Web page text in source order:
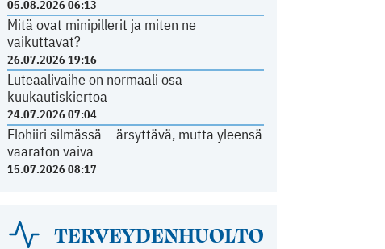
05.08.2026 06:13
Mitä ovat minipillerit ja miten ne
vaikuttavat?
26.07.2026 19:16
Luteaalivaihe on normaali osa
kuukautiskiertoa
24.07.2026 07:04
Elohiiri silmässä – ärsyttävä, mutta yleensä
vaaraton vaiva
15.07.2026 08:17
TERVEYDENHUOLTO